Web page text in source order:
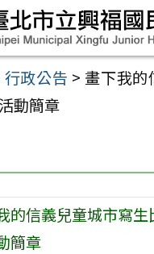
行政公告 > 畫下我的
動簡章
的信義兒童城市寫生
簡章